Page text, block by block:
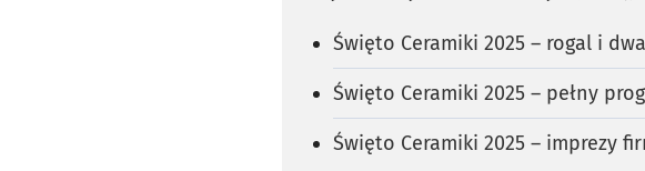
Święto Ceramiki 2025 – rogal i
Święto Ceramiki 2025 – pełny
Święto Ceramiki 2025 – imprezy